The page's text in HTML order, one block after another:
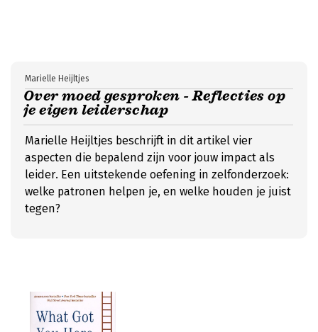
Over moed gesproken - Reflecties op
je eigen leiderschap
Marielle Heijltjes
Marielle Heijltjes beschrijft in dit artikel vier
aspecten die bepalend zijn voor jouw impact als
leider. Een uitstekende oefening in zelfonderzoek:
welke patronen helpen je, en welke houden je juist
tegen?